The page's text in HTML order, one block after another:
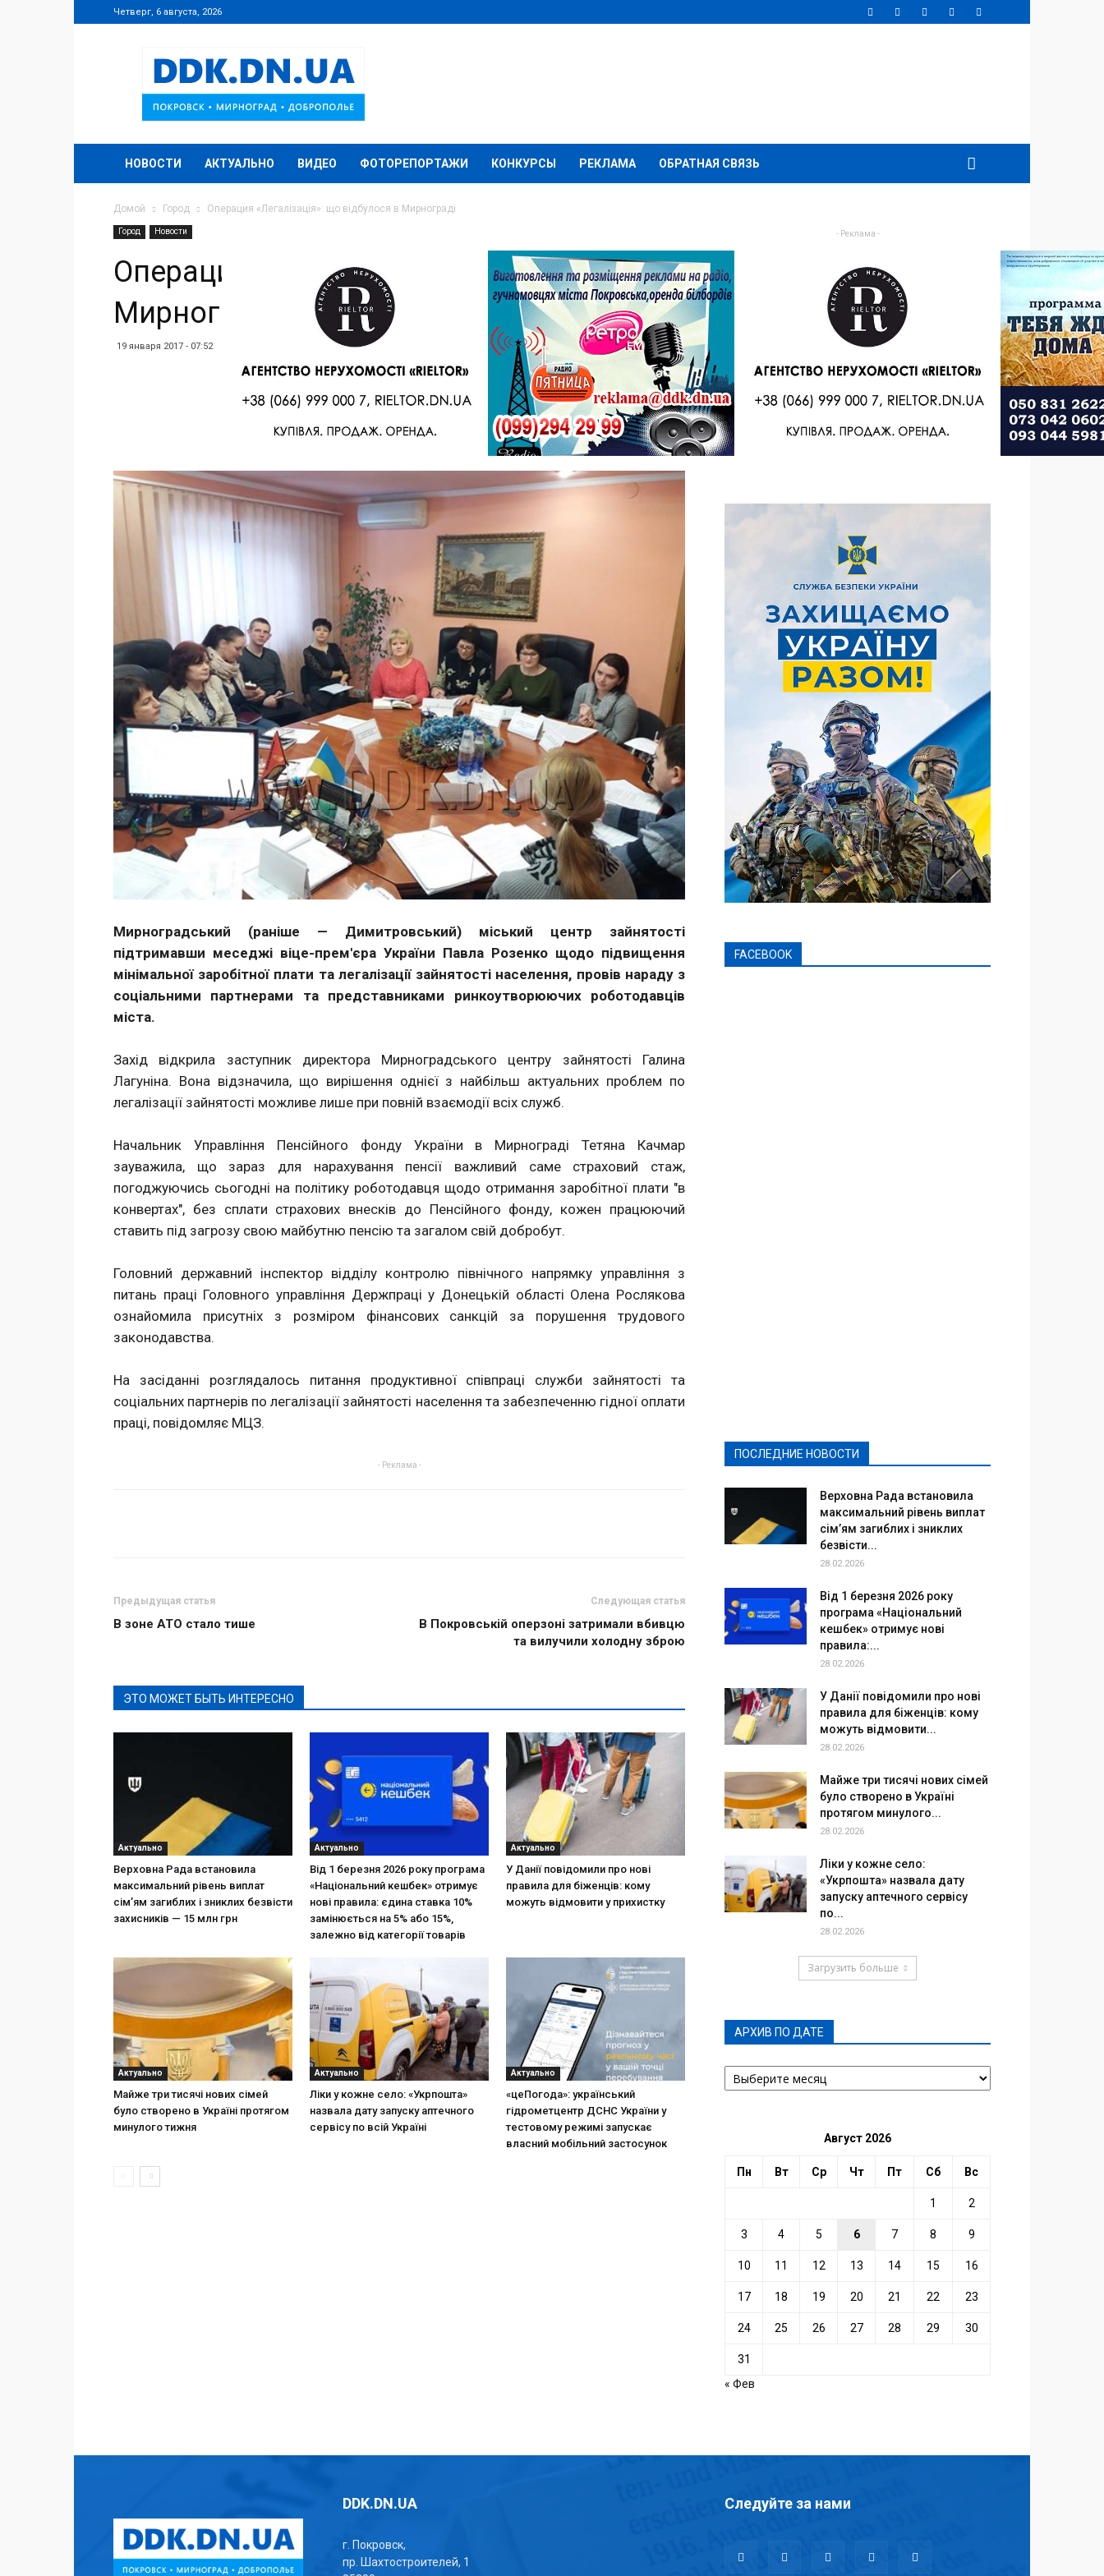
Четверг, 6 августа, 2026
DDK.DN.UA
НОВОСТИ АКТУАЛЬНО ВИДЕО ФОТОРЕПОРТАЖИ КОНКУРСЫ РЕКЛАМА ОБРАТНАЯ СВЯЗЬ
Домой Город Операция «Легалізація»: що відбулося в Мирнограді
Город Новости
Операция «Легалізація»: що відбулося в
Мирнограді
19 января 2017 - 07:52
Мирноградський (раніше — Димитровський) міський центр зайнятості
підтримавши меседжі віце-прем'єра України Павла Розенко щодо підвищення
мінімальної заробітної плати та легалізації зайнятості населення, провів нараду з
соціальними партнерами та представниками ринкоутворюючих роботодавців
міста.
Захід відкрила заступник директора Мирноградського центру зайнятості Галина
Лагуніна. Вона відзначила, що вирішення однієї з найбільш актуальних проблем по
легалізації зайнятості можливе лише при повній взаємодії всіх служб.
Начальник Управління Пенсійного фонду України в Мирнограді Тетяна Качмар
зауважила, що зараз для нарахування пенсії важливий саме страховий стаж,
погоджуючись сьогодні на політику роботодавця щодо отримання заробітної плати "в
конвертах", без сплати страхових внесків до Пенсійного фонду, кожен працюючий
ставить під загрозу свою майбутню пенсію та загалом свій добробут.
Головний державний інспектор відділу контролю північного напрямку управління з
питань праці Головного управління Держпраці у Донецькій області Олена Рослякова
ознайомила присутніх з розміром фінансових санкцій за порушення трудового
законодавства.
На засіданні розглядалось питання продуктивної співпраці служби зайнятості та
соціальних партнерів по легалізації зайнятості населення та забезпеченню гідної оплати
праці, повідомляє МЦЗ.
- Реклама -
Предыдущая статья
В зоне АТО стало тише
Следующая статья
В Покровській оперзоні затримали вбивцю
та вилучили холодну зброю
ЭТО МОЖЕТ БЫТЬ ИНТЕРЕСНО
Актуально
Верховна Рада встановила
максимальний рівень виплат
сім’ям загиблих і зниклих безвісти
захисників — 15 млн грн
Актуально
Від 1 березня 2026 року програма
«Національний кешбек» отримує
нові правила: єдина ставка 10%
замінюється на 5% або 15%,
залежно від категорії товарів
Актуально
У Данії повідомили про нові
правила для біженців: кому
можуть відмовити у прихистку
Актуально
Майже три тисячі нових сімей
було створено в Україні протягом
минулого тижня
Актуально
Ліки у кожне село: «Укрпошта»
назвала дату запуску аптечного
сервісу по всій Україні
Актуально
«цеПогода»: український
гідрометцентр ДСНС України у
тестовому режимі запускає
власний мобільний застосунок
- Реклама -
FACEBOOK
ПОСЛЕДНИЕ НОВОСТИ
Верховна Рада встановила
максимальний рівень виплат
сім’ям загиблих і зниклих
безвісти...
28.02.2026
Від 1 березня 2026 року
програма «Національний
кешбек» отримує нові
правила:...
28.02.2026
У Данії повідомили про нові
правила для біженців: кому
можуть відмовити...
28.02.2026
Майже три тисячі нових сімей
було створено в Україні
протягом минулого...
28.02.2026
Ліки у кожне село:
«Укрпошта» назвала дату
запуску аптечного сервісу
по...
28.02.2026
Загрузить больше
АРХИВ ПО ДАТЕ
АРХИВ
ПО
Август 2026
Пн Вт Ср Чт Пт Сб Вс
1 2
3 4 5 6 7 8 9
10 11 12 13 14 15 16
17 18 19 20 21 22 23
24 25 26 27 28 29 30
31
« Фев
DDK.DN.UA
г. Покровск,
пр. Шахтостроителей, 1
Следуйте за нами